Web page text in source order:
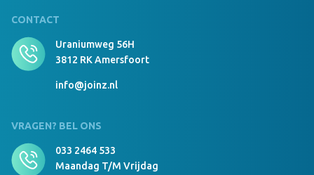
CONTACT
Uraniumweg 56H
3812 RK Amersfoort
info@joinz.nl
VRAGEN? BEL ONS
033 2464 533
Maandag T/m Vrijdag